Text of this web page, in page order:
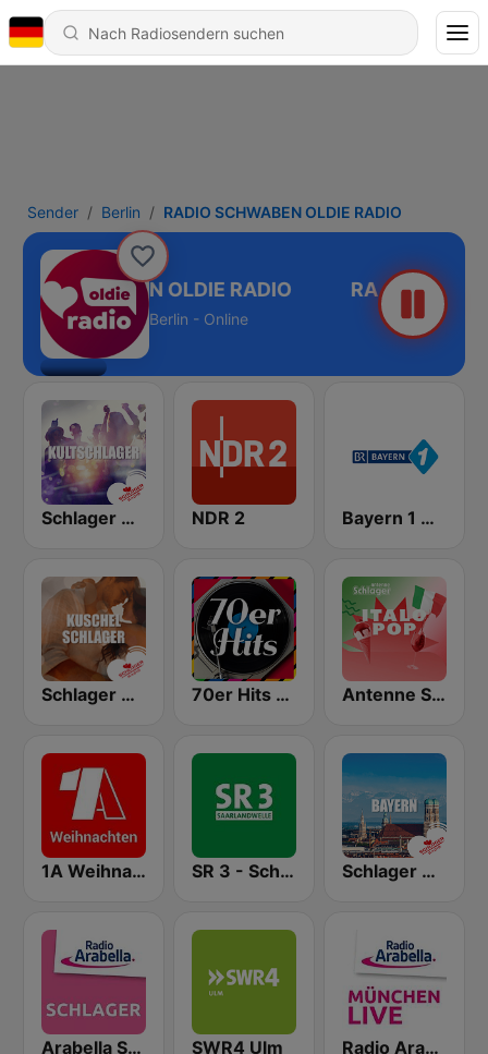
Sender Berlin RADIO SCHWABEN OLDIE RADIO
SCHWABEN OLDIE RADIO
Berlin - Online
Schlager Radio - Kult-Schlager NDR 2 Bayern 1 Oberbayern
Schlager Radio - Kuschel-Schlager 70er Hits - von 80er 90er OLDIE ANTENNE Antenne Schlager - Italo Pop
1A Weihnachten SR 3 - Schlagerwelt Schlager Radio - Bayern
Arabella Schlager SWR4 Ulm Radio Arabella